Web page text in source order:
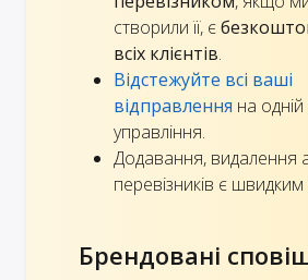
створили її, є
всіх клієнтів.
Відстежуйте всі ваші
відправлення на
управління.
Додавання, видалення
перевізників є швидким
Брендовані